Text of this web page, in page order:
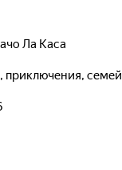
Ла Каса
приключения,